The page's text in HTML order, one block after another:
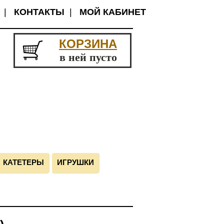
КОНТАКТЫ | МОЙ КАБИНЕТ
КОРЗИНА
в ней пусто
КАТЕТЕРЫ ИГРУШКИ